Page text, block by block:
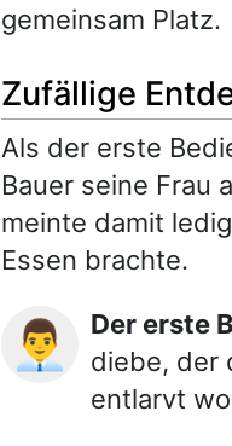
gemeinsam Platz.
Zufällige
Als der erste
Bauer seine Frau
meinte damit
Essen brachte.
👨‍💼 Der erste
diebe, der
entlarvt